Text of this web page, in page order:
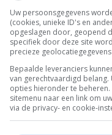
in het zweet,
Ka, spin je
Jazeker, want
hoofd
idee is.
Uw persoonsgegevens
(cookies, unieke ID's en
opgeslagen door, geopend
specifiek door deze site
precieze
Bepaalde leveranciers
van gerechtvaardigd
opties hieronder te
sitemenu naar een link om
via de privacy- en cookie-